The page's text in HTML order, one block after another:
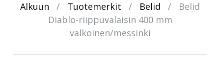
Alkuun / Tuotemerkit / Belid /
Belid
Diablo-riippuvalaisin 400 mm
valkoinen/messinki